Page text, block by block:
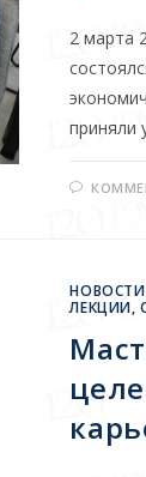
2 марта
приняли
НОВОСТИ
ЛЕКЦИИ,